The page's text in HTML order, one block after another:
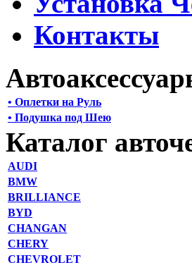
Контакты
• Оплетки на Руль
• Подушка под Шею
Каталог
AUDI
BMW
BRILLIANCE
BYD
CHANGAN
CHERY
CHEVROLET